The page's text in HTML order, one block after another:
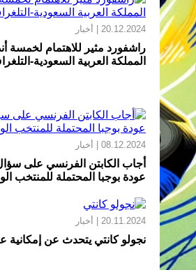
20.12.2024 | أخبار
راشفورد مثير للاهتمام لخمسة
المملكة العربية السعودية-
08.12.2024 | أخبار
أجاب الكابتن الفرنسي على
عودة بوجبا المحتملة للمنتخب
20.11.2024 | أخبار
نجولو كانتي يتحدث عن إمكانية